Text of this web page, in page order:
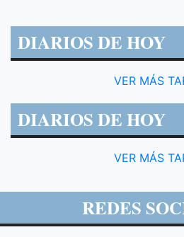
DIARIOS DE HOY
VER MÁS
DIARIOS DE HOY
VER MÁS
REDES